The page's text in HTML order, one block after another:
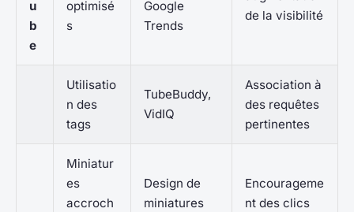
u
b
e
optimisé
s
Google
Trends
de la visibilité
Utilisatio
n des
tags
TubeBuddy,
VidIQ
Association à
des requêtes
pertinentes
Miniatur
es
accroch
Design de
miniatures
Encourageme
nt des clics